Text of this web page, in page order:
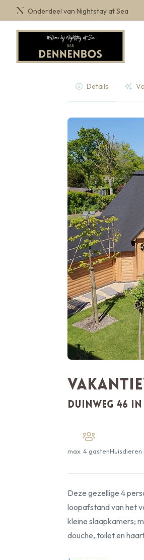
Onderdeel van Nightstay at Sea
Details
Duinweg 46
max. 4 gasten
Deze gezellige 4
loopafstand van het
kleine slaapkamers;
douche, toilet en